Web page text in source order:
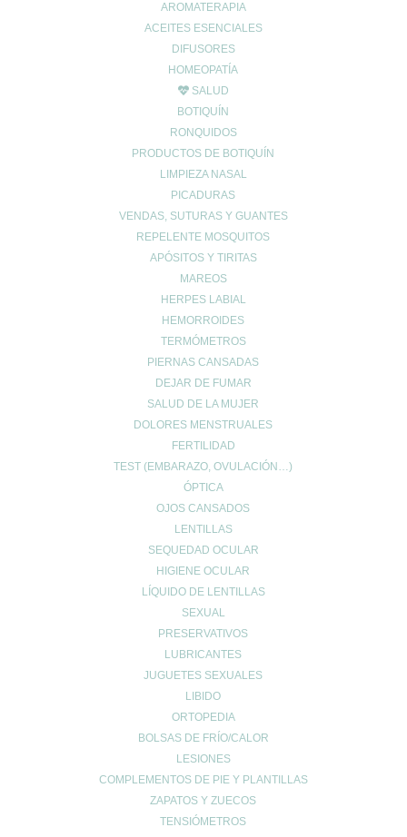
AROMATERAPIA
ACEITES ESENCIALES
DIFUSORES
HOMEOPATÍA
SALUD
BOTIQUÍN
RONQUIDOS
PRODUCTOS DE BOTIQUÍN
LIMPIEZA NASAL
PICADURAS
VENDAS, SUTURAS Y GUANTES
REPELENTE MOSQUITOS
APÓSITOS Y TIRITAS
MAREOS
HERPES LABIAL
HEMORROIDES
TERMÓMETROS
PIERNAS CANSADAS
DEJAR DE FUMAR
SALUD DE LA MUJER
DOLORES MENSTRUALES
FERTILIDAD
TEST (EMBARAZO, OVULACIÓN…)
ÓPTICA
OJOS CANSADOS
LENTILLAS
SEQUEDAD OCULAR
HIGIENE OCULAR
LÍQUIDO DE LENTILLAS
SEXUAL
PRESERVATIVOS
LUBRICANTES
JUGUETES SEXUALES
LIBIDO
ORTOPEDIA
BOLSAS DE FRÍO/CALOR
LESIONES
COMPLEMENTOS DE PIE Y PLANTILLAS
ZAPATOS Y ZUECOS
TENSIÓMETROS